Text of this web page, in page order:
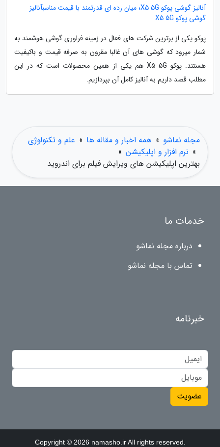
آنالیز گوشی پوکو X5 5G؛ میان رده ای قدرتمند با قیمت مناسبآنالیز
گوشی پوکو X5 5G
پوکو یکی از برترین شرکت های فعال در زمینه فراوری گوشی هوشمند به
شمار میرود که گوشی های آن غالبا مقرون به صرفه قیمت و باکیفیت
هستند. پوکو X5 5G هم یکی از همین محصولات است که در این
مطلب قصد داریم به آنالیز کامل آن بپردازیم.
مجله نماشو » همه اخبار و مقاله ها » علم و تکنولوژی
» نرم افزار و اپلیکیشن »
بهترین اپلیکیشن های ویرایش فیلم برای اندروید
خدمات ما
درباره مجله نماشو
تماس با مجله نماشو
خبرنامه
عضویت
Copyright © 2026 namasho.ir All rights reserved.